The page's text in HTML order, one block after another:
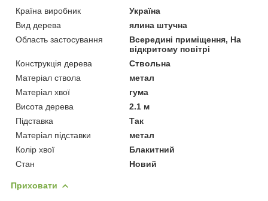
Країна виробник
Україна
Вид дерева
ялина штучна
Область застосування
Всередині приміщення, На
відкритому повітрі
Конструкція дерева
Ствольна
Матеріал ствола
метал
Матеріал хвої
гума
Висота дерева
2.1 м
Підставка
Так
Матеріал підставки
метал
Колір хвої
Блакитний
Стан
Новий
Приховати